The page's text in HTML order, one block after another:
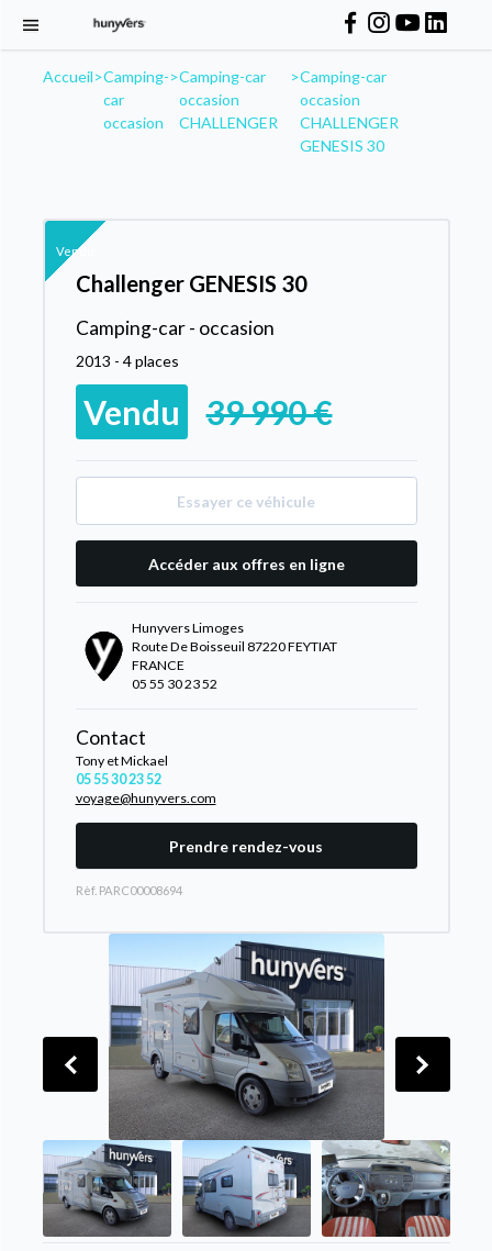
Accueil>Camping-
car
occasion
>Camping-car
occasion
CHALLENGER
>Camping-car
occasion
CHALLENGER
GENESIS 30
Vendu
Challenger GENESIS 30
Camping-car - occasion
2013 - 4 places
Vendu 39 990 €
Essayer ce véhicule
Accéder aux offres en ligne
Hunyvers Limoges
Route De Boisseuil 87220 FEYTIAT
FRANCE
05 55 30 23 52
Contact
Tony et Mickael
05 55 30 23 52
voyage@hunyvers.com
Prendre rendez-vous
Rèf. PARC00008694